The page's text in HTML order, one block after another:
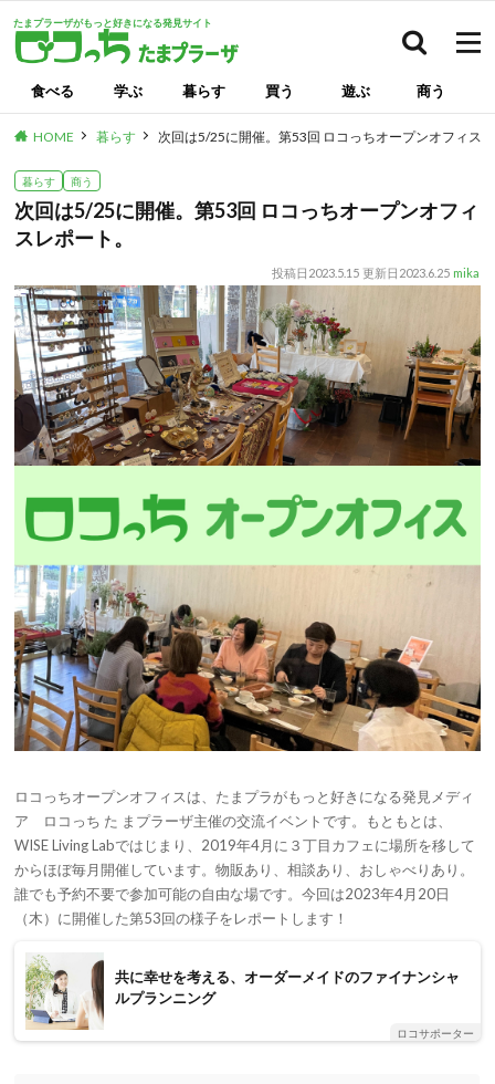
たまプラーザがもっと好きになる発見サイト
食べる 学ぶ 暮らす 買う 遊ぶ 商う
HOME 暮らす 次回は5/25に開催。第53回 ロコっちオープンオフィス
暮らす 商う
次回は5/25に開催。第53回 ロコっちオープンオフィ
スレポート。
投稿日 2023.5.15 更新日 2023.6.25 mika
ロコっちオープンオフィスは、たまプラがもっと好きになる発見メディ
ア ロコっち た まプラーザ主催の交流イベントです。もともとは、
WISE Living Labではじまり、2019年4月に３丁目カフェに場所を移して
からほぼ毎月開催しています。物販あり、相談あり、おしゃべりあり。
誰でも予約不要で参加可能の自由な場です。今回は2023年4月20日
（木）に開催した第53回の様子をレポートします！
共に幸せを考える、オーダーメイドのファイナンシャ
ルプランニング
ロコサポーター